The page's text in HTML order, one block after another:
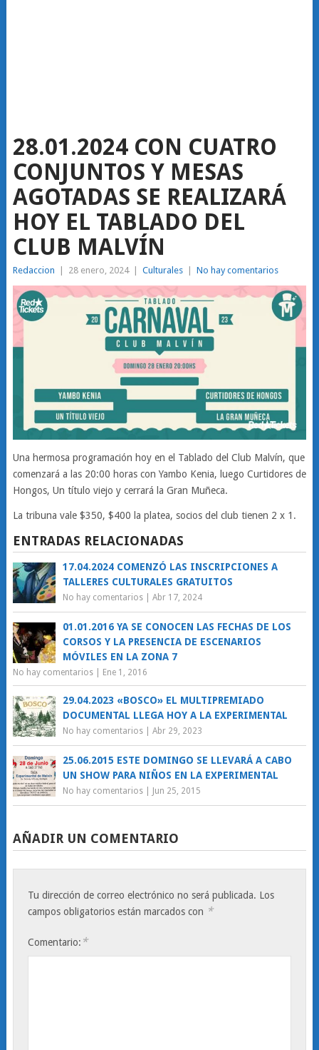
28.01.2024 CON CUATRO
CONJUNTOS Y MESAS
AGOTADAS SE REALIZARÁ
HOY EL TABLADO DEL
CLUB MALVÍN
Redaccion 28 enero, 2024 Culturales No hay comentarios
Una hermosa programación hoy en el Tablado del Club Malvín, que
comenzará a las 20:00 horas con Yambo Kenia, luego Curtidores de
Hongos, Un título viejo y cerrará la Gran Muñeca.
La tribuna vale $350, $400 la platea, socios del club tienen 2 x 1.
ENTRADAS RELACIONADAS
17.04.2024 COMENZÓ LAS INSCRIPCIONES A
TALLERES CULTURALES GRATUITOS
No hay comentarios| Abr 17, 2024
01.01.2016 YA SE CONOCEN LAS FECHAS DE LOS
CORSOS Y LA PRESENCIA DE ESCENARIOS
MÓVILES EN LA ZONA 7
No hay comentarios| Ene 1, 2016
29.04.2023 «BOSCO» EL MULTIPREMIADO
DOCUMENTAL LLEGA HOY A LA EXPERIMENTAL
No hay comentarios| Abr 29, 2023
25.06.2015 ESTE DOMINGO SE LLEVARÁ A CABO
UN SHOW PARA NIÑOS EN LA EXPERIMENTAL
No hay comentarios| Jun 25, 2015
AÑADIR UN COMENTARIO
Tu dirección de correo electrónico no será publicada. Los
campos obligatorios están marcados con *
Comentario: *